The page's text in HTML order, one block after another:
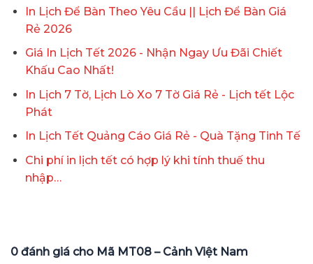
In Lịch Để Bàn Theo Yêu Cầu || Lịch Để Bàn Giá
Rẻ 2026
Giá In Lịch Tết 2026 - Nhận Ngay Ưu Đãi Chiết
Khấu Cao Nhất!
In Lịch 7 Tờ, Lịch Lò Xo 7 Tờ Giá Rẻ - Lịch tết Lộc
Phát
In Lịch Tết Quảng Cáo Giá Rẻ - Quà Tặng Tinh Tế
Chi phí in lịch tết có hợp lý khi tính thuế thu
nhập…
0 đánh giá cho Mã MT08 – Cảnh Việt Nam